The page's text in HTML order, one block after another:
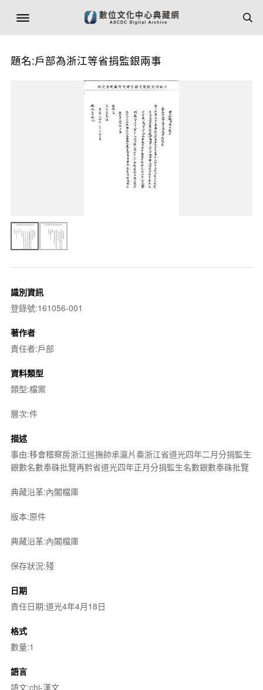
題名:戶部為浙江等省捐監銀兩事
識別資訊
登錄號:161056-001
著作者
責任者:戶部
資料類型
類型:檔案
層次:件
描述
事由:移會稽察房浙江巡撫帥承瀛片奏浙江省道光四年二月分捐監生
銀數名數奉硃批覽再黔省道光四年正月分捐監生名數銀數奉硃批覽
典藏沿革:內閣檔庫
版本:原件
典藏沿革:內閣檔庫
保存狀況:殘
日期
責任日期:道光4年4月18日
格式
數量:1
語言
語文:chi-漢文